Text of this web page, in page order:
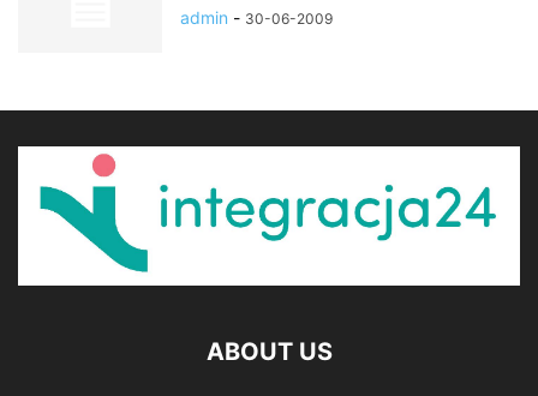
admin - 30-06-2009
ABOUT US